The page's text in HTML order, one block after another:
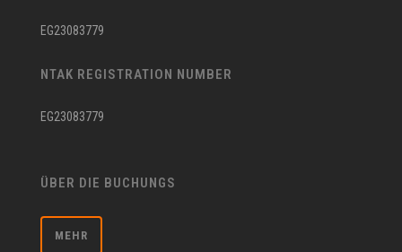
EG23083779
NTAK REGISTRATION NUMBER
EG23083779
ÜBER DIE BUCHUNGS
MEHR